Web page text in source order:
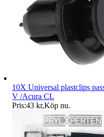
10X Universal plastclips
V /Acura CL
Pris:43 kr,Köp nu.